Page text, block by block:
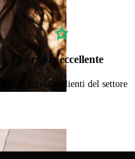
Servizio eccellente
Miglior servizio clienti del settore